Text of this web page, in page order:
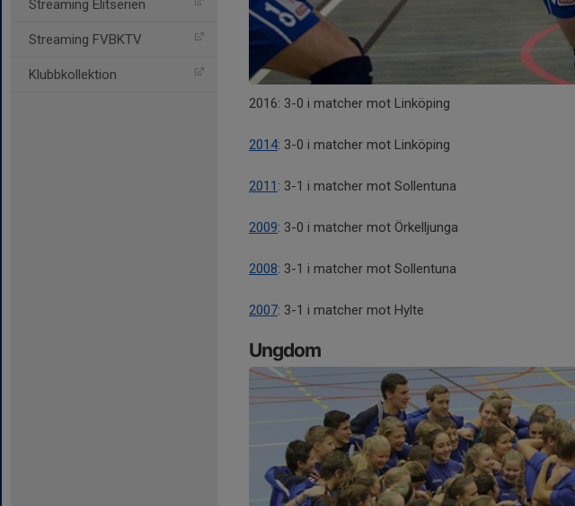
Streaming Elitserien
Streaming FVBKTV
Klubbkollektion
2016: 3-0 i matcher mot Linköping
2014: 3-0 i matcher mot Linköping
2011 : 3-1 i matcher mot Sollentuna
2009: 3-0 i matcher mot Örkelljunga
2008: 3-1 i matcher mot Sollentuna
2007: 3-1 i matcher mot Hylte
Ungdom